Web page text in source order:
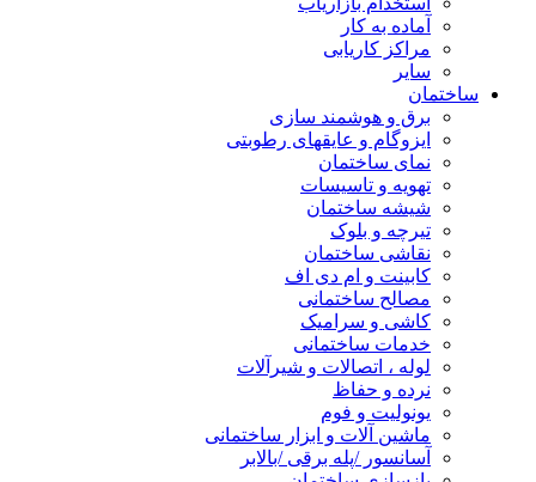
آماده به کار
مراکز کاریابی
سایر
ساختمان
برق و هوشمند سازی
ایزوگام و عایقهای رطوبتی
نمای ساختمان
تهویه و تاسیسات
شیشه ساختمان
تیرچه و بلوک
نقاشی ساختمان
کابینت و ام دی اف
مصالح ساختمانی
کاشی و سرامیک
خدمات ساختمانی
لوله ، اتصالات و شیرآلات
نرده و حفاظ
یونولیت و فوم
ماشین آلات و ابزار ساختمانی
آسانسور /پله برقی /بالابر